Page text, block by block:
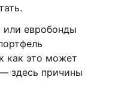
или евробонды
как это может
здесь причины